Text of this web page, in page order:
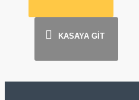
KASAYA GİT